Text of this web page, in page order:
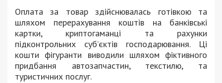
Оплата за товар здійснювалась готівкою та
шляхом перерахування коштів на банківські
картки, криптогаманці та рахунки
підконтрольних суб’єктів господарювання. Ці
кошти фігуранти виводили шляхом фіктивного
придбання автозапчастин, текстилю, та
туристичних послуг.